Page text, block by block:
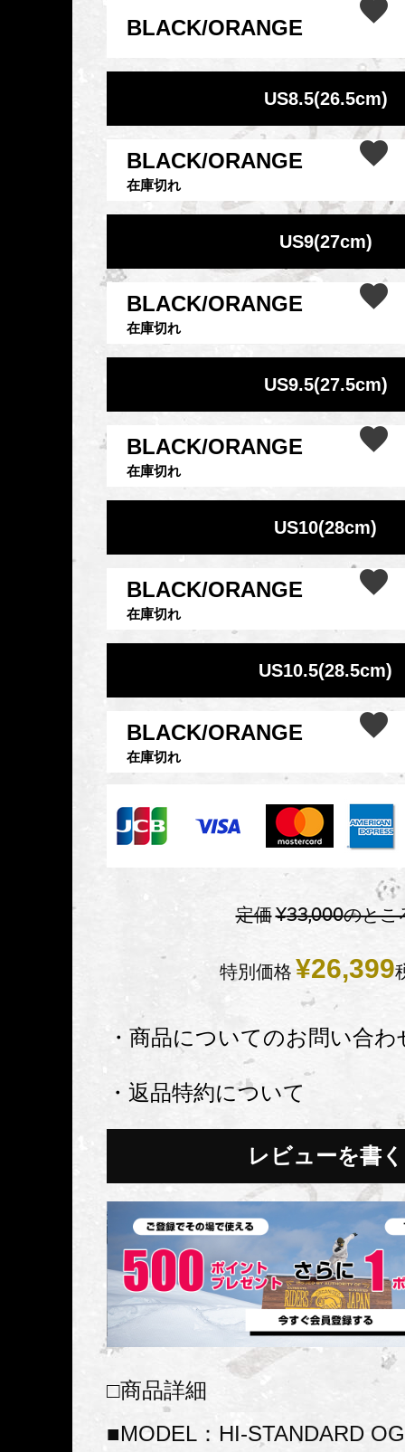
BLACK/ORANGE
US8.5(26.5cm)
BLACK/ORANGE
在庫切れ
US9(27cm)
BLACK/ORANGE
在庫切れ
US9.5(27.5cm)
BLACK/ORANGE
在庫切れ
US10(28cm)
BLACK/ORANGE
在庫切れ
US10.5(28.5cm)
BLACK/ORANGE
在庫切れ
定価¥33,000のとこ
特別価格 ¥26,399
・商品についてのお問い合わ
・返品特約について
レビューを書く
□商品詳細
■MODEL：HI-STANDARD OG